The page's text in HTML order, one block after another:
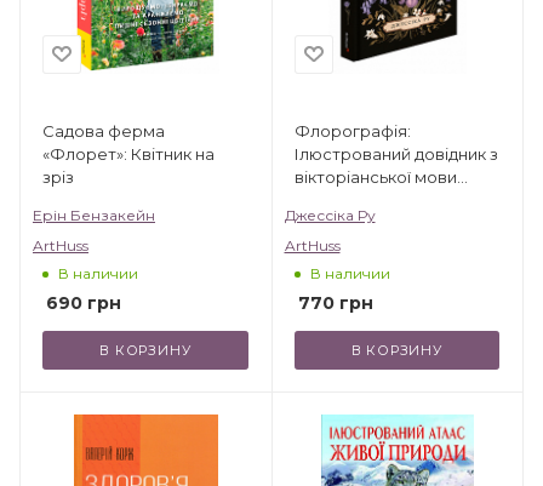
Садова ферма
«Флорет»: Квітник на
зріз
Ерін Бензакейн
ArtHuss
В наличии
690 грн
В КОРЗИНУ
Флорографія:
Ілюстрований довідник з
вікторіанської мови
Джессіка Ру
ArtHuss
В наличии
770грн
В КОРЗИНУ